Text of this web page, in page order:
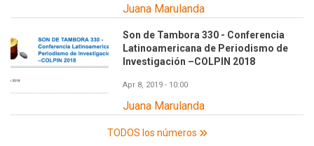
Juana Marulanda
Son de Tambora 330 - Conferencia
Latinoamericana de Periodismo de
Investigación –COLPIN 2018
Apr 8, 2019 - 10:00
Juana Marulanda
TODOS los números